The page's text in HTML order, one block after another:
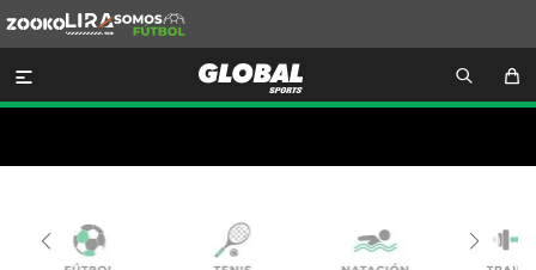
Lira
Somos
Futbol
